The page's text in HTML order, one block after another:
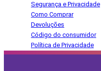
Segurança e Privacidade
Como Comprar
Devoluções
Código do consumidor
Política de Privacidade